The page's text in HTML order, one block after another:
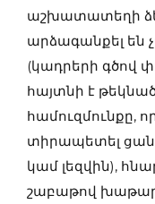
աշխատատեղի
արձագանքել են
(կադրերի գծով
հայտնի է
համուզմունքը,
տիրապետել
կամ լեզվին),
շաբաթով